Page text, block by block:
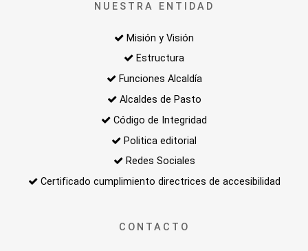
NUESTRA ENTIDAD
Misión y Visión
Estructura
Funciones Alcaldía
Alcaldes de Pasto
Código de Integridad
Politica editorial
Redes Sociales
Certificado cumplimiento directrices de accesibilidad
CONTACTO